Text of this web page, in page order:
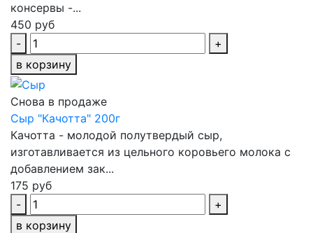
консервы -...
450 руб
-
+
в корзину
Снова в продаже
Сыр "Качотта" 200г
Качотта - молодой полутвердый сыр,
изготавливается из цельного коровьего молока с
добавлением зак...
175 руб
-
+
в корзину